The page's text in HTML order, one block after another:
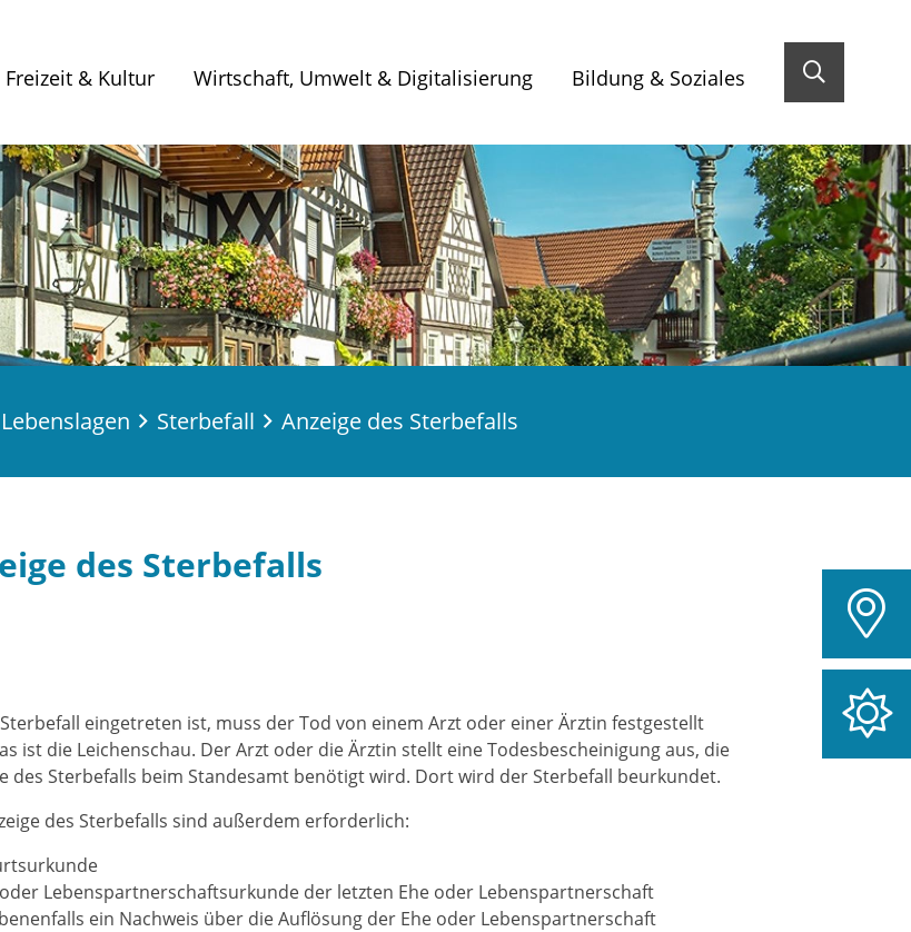
Freizeit & Kultur Wirtschaft, Umwelt & Digitalisierung Bildung & Soziales
Lebenslagen Sterbefall Anzeige des Sterbefalls
des Sterbefalls
eingetreten ist, muss der Tod von einem Arzt oder einer Ärztin festgestellt
ist die Leichenschau. Der Arzt oder die Ärztin stellt eine Todesbescheinigung aus, die
des Sterbefalls beim Standesamt benötigt wird. Dort wird der Sterbefall beurkundet.
des Sterbefalls sind außerdem erforderlich:
Lebenspartnerschaftsurkunde der letzten Ehe oder Lebenspartnerschaft
ein Nachweis über die Auflösung der Ehe oder Lebenspartnerschaft